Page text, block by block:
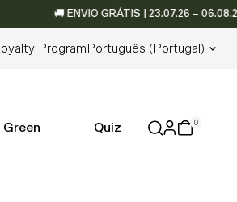
🚚 ENVIO GRÁTIS | 23.07.26 – 06.08.26 •
ProgramPortuguês (portugal)
Quiz 0